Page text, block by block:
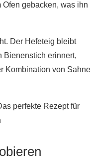
gebacken, was ihn
Der Hefeteig bleibt
Bienenstich erinnert,
Kombination von Sahne